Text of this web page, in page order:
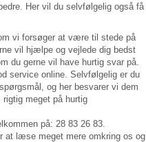
Her vil du selvfølgelig også få
vi forsøger at være til stede på
vil hjælpe og vejlede dig bedst
du gerne vil have hurtig svar på.
service online. Selvfølgelig er du
og her besvarer vi dem
meget på hurtig
på: 28 83 26 83.
at læse meget mere omkring os og